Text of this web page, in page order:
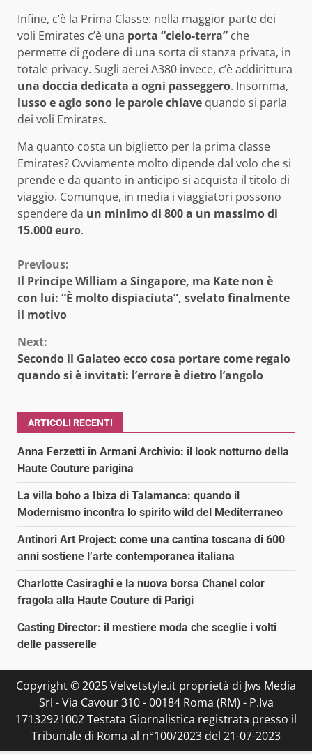
Infine, c’è la Prima Classe: nella maggior parte dei
voli Emirates c’è una porta “cielo-terra” che
permette di godere di una sorta di stanza privata, in
totale privacy. Sugli aerei A380 invece, c’è addirittura
una doccia dedicata a ogni passeggero. Insomma,
lusso e agio sono le parole chiave quando si parla
dei voli Emirates.
Ma quanto costa un biglietto per la prima classe
Emirates? Ovviamente molto dipende dal volo che si
prende e da quanto in anticipo si acquista il titolo di
viaggio. Comunque, in media i viaggiatori possono
spendere da un minimo di 800 a un massimo di
15.000 euro.
Continue
Reading
Previous:
Il Principe William a Singapore, ma Kate non è
con lui: “È molto dispiaciuta”, svelato finalmente
il motivo
Next:
Secondo il Galateo ecco cosa portare come regalo
quando si è invitati: l’errore è dietro l’angolo
ARTICOLI RECENTI
Anna Ferzetti in Armani Archivio: il look notturno della
Haute Couture parigina
La villa boho a Ibiza di Talamanca: quando il
Modernismo incontra lo spirito wild del Mediterraneo
Antinori Art Project: come una cantina toscana di 600
anni sostiene l’arte contemporanea italiana
Charlotte Casiraghi e la nuova borsa Chanel color
fragola alla Haute Couture di Parigi
Casting Director: il mestiere moda che sceglie i volti
delle passerelle
Copyright © 2025 Velvetstyle.it proprietà di Jws Media
Srl - Via Cavour 310 - 00184 Roma (RM) - P.Iva
17132921002 Testata Giornalistica registrata presso il
Tribunale di Roma al n°100/2023 del 21-07-2023